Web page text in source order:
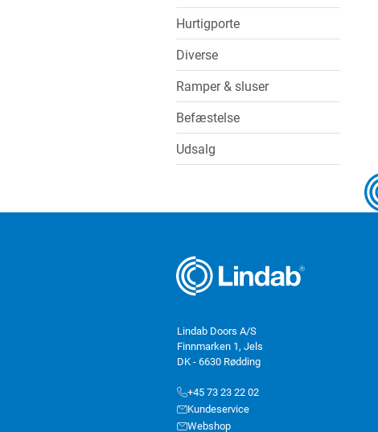
Hurtigporte
Diverse
Ramper & sluser
Befæstelse
Udsalg
Lindab Doors A/S
Finnmarken 1, Jels
DK - 6630 Rødding
+45 73 23 22 02
Kundeservice
Webshop